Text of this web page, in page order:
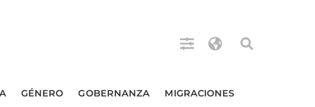
GÉNERO GOBERNANZA MIGRACIONES